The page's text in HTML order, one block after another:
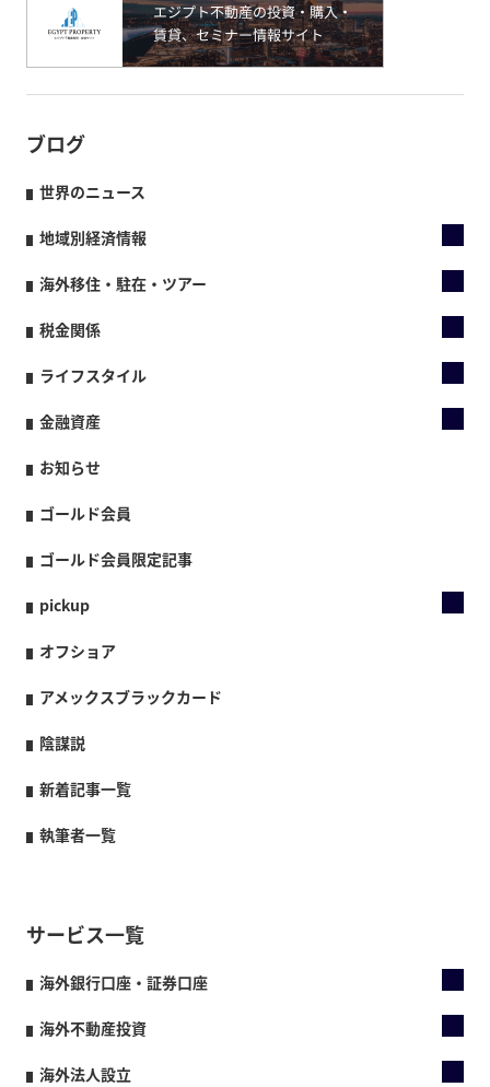
ブログ
世界のニュース
地域別経済情報
海外移住・駐在・ツアー
税金関係
ライフスタイル
金融資産
お知らせ
ゴールド会員
ゴールド会員限定記事
pickup
オフショア
アメックスブラックカード
陰謀説
新着記事一覧
執筆者一覧
サービス一覧
海外銀行口座・証券口座
海外不動産投資
海外法人設立